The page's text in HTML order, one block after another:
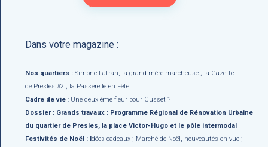
Dans votre magazine :
Nos quartiers : Simone Latran, la grand-mère marcheuse ; la Gazette
de Presles #2 ; la Passerelle en Fête
Cadre de vie : Une deuxième fleur pour Cusset ?
Dossier : Grands travaux : Programme Régional de Rénovation Urbaine
du quartier de Presles, la place Victor-Hugo et le pôle intermodal
Festivités de Noël : Idées cadeaux ; Marché de Noël, nouveautés en vue ;